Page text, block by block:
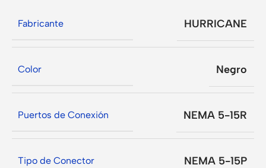
Fabricante HURRICANE
Color Negro
Puertos de Conexión NEMA 5-15R
Tipo de Conector NEMA 5-15P